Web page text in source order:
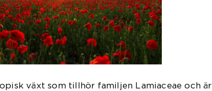
växt som tillhör familjen Lamiaceae och är